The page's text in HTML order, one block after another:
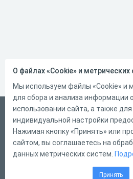
Русский
Справка
Форма обратной связи
О файлах «Cookie» и метрических
Мы используем файлы «Cookie» и
для сбора и анализа информации
использовании сайта, а также
индивидуальной настройки
Нажимая кнопку «Принять» или
сайтом, вы соглашаетесь на
данных метрических систем.
Принять